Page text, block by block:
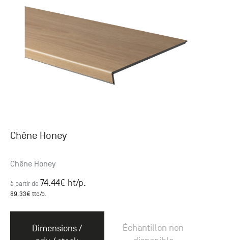
Chêne Honey
Chêne Honey
à partir de 74.44€ ht/p.
89.33€ ttc/p.
Dimensions /
Échantillon non